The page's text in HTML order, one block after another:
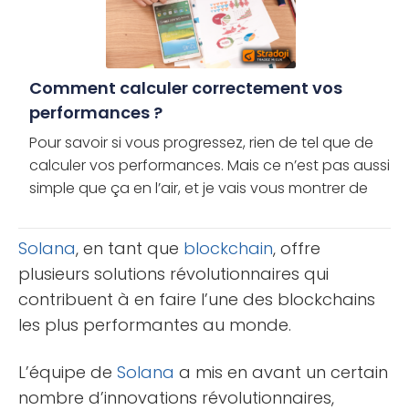
Comment calculer correctement vos
performances ?
Pour savoir si vous progressez, rien de tel que de
calculer vos performances. Mais ce n’est pas aussi
simple que ça en l’air, et je vais vous montrer de
Solana, en tant que blockchain, offre
plusieurs solutions révolutionnaires qui
contribuent à en faire l’une des blockchains
les plus performantes au monde.
L’équipe de Solana a mis en avant un certain
nombre d’innovations révolutionnaires,